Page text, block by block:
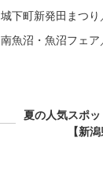
城下町新発田まつ
南魚沼・魚沼フェ
夏の人気スポ
【新潟